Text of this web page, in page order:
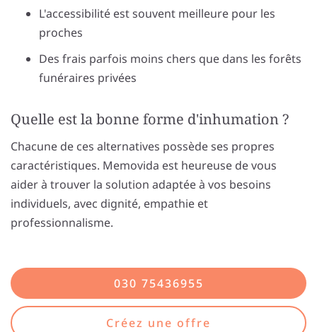
L'accessibilité est souvent meilleure pour les
proches
Des frais parfois moins chers que dans les forêts
funéraires privées
Quelle est la bonne forme d'inhumation ?
Chacune de ces alternatives possède ses propres
caractéristiques. Memovida est heureuse de vous
aider à trouver la solution adaptée à vos besoins
individuels, avec dignité, empathie et
professionnalisme.
030 75436955
Créez une offre